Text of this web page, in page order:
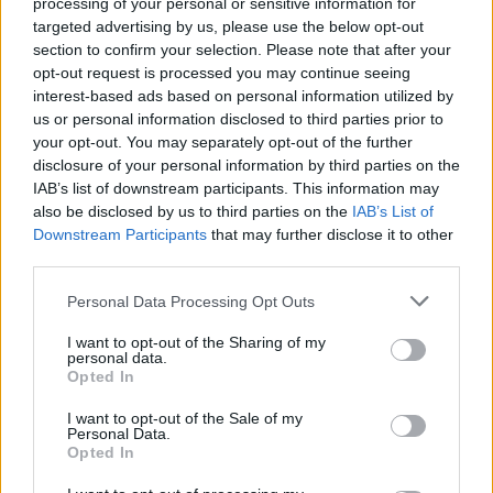
targeted advertising by us, please use the below opt-out
section to confirm your selection. Please note that after your
opt-out request is processed you may continue seeing
interest-based ads based on personal information utilized by
us or personal information disclosed to third parties prior to
your opt-out. You may separately opt-out of the further
disclosure of your personal information by third parties on the
IAB’s list of downstream participants. This information may
also be disclosed by us to third parties on the IAB’s List of
Downstream Participants that may further disclose it to other
Please note that this website/app uses one or more Google
not limited to your visit or usage behaviour. You may click to
grant or deny consent to Google and its third-party tags to
use your data for below specified purposes in below Google
consent section.
Personal Data Processing Opt Outs
I want to opt-out of the Sharing of my
personal data.
Opted In
I want to opt-out of the Sale of my
Personal Data.
Opted In
Nyugat: „Minden nap sírok a gyerekek miatt, hogy
mi lehet velük” – Kirúgtak 18 dolgozót a Vas
megyei gyermekotthonokból
kifogástalan életvitel vizsgálatot. Többen
megkeresték a Nyugat.hu szerkesztőségét . Azt
mondják, a kötelező kérdőív épp a szakmaiságot
mellőzi.
Szegeder: Városnézés Nagybecskereken,